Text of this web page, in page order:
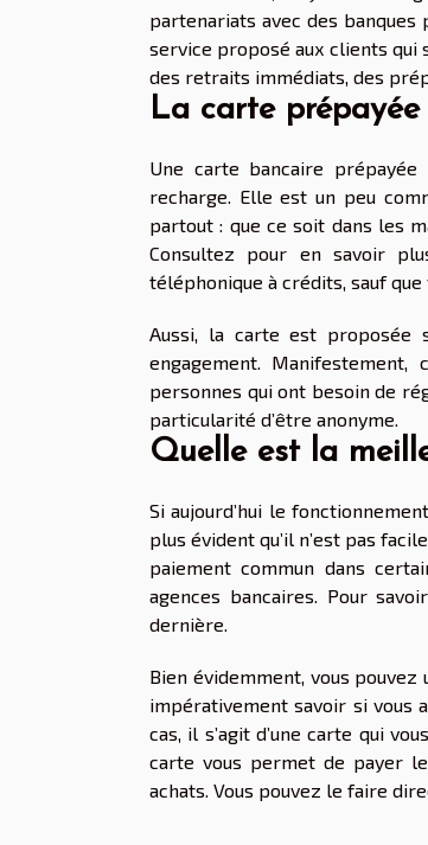
partenariats avec des
service proposé aux clients qui
des retraits immédiats, des
La carte prépayée
Une carte bancaire
recharge. Elle est un peu
partout : que ce soit dans les
Consultez pour en savoir
téléphonique à crédits, sauf que
Aussi, la carte est proposée
engagement.
personnes qui ont besoin de
particularité d’être anonyme.
Quelle est la
Si aujourd’hui le
plus évident qu’il n’est pas
paiement commun dans
agences bancaires. Pour
dernière.
Bien évidemment, vous
impérativement savoir si vous
cas, il s’agit d’une carte qui
carte vous permet de payer
achats. Vous pouvez le faire